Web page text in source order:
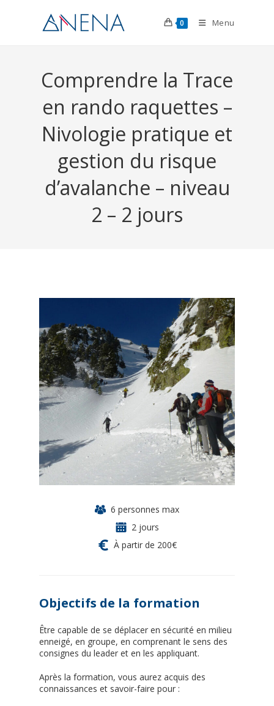
0 Menu
Comprendre la Trace
en rando raquettes –
Nivologie pratique et
gestion du risque
d’avalanche – niveau
2 – 2 jours
6 personnes max
2 jours
À partir de 200€
Objectifs de la formation
Être capable de se déplacer en sécurité en milieu
enneigé, en groupe, en comprenant le sens des
consignes du leader et en les appliquant.
Après la formation, vous aurez acquis des
connaissances et savoir-faire pour :